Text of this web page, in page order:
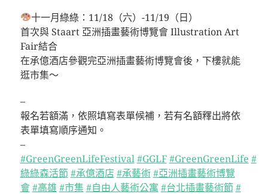
十一月綠綠：11/18（六）-11/19（日）
首次與 Staart 亞洲插畫藝術博覽會 Illustration Art
Fair結合
在承億酒店參觀完亞洲插畫藝術博覽會後，下樓就能
逛市集～
–
報名若額滿，依照填寫表單候補，若有名額釋出將依
表單填寫順序通知。
–
#GreenGreenLifeFestival #GGLF #GreenGreenLife #
綠綠森活節 #承億酒店 #承藝術 #亞洲插畫藝術博覽
會 #高雄 #市集 #自由人藝術公寓 #台北插畫藝術節 #